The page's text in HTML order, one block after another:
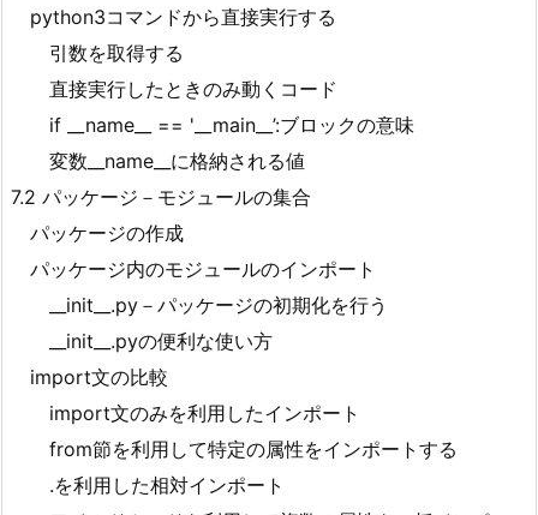
python3コマンドから直接実行する
引数を取得する
直接実行したときのみ動くコード
if __name__ == '__main__’:ブロックの意味
変数__name__に格納される値
7.2 パッケージ－モジュールの集合
パッケージの作成
パッケージ内のモジュールのインポート
__init__.py－パッケージの初期化を行う
__init__.pyの便利な使い方
import文の比較
import文のみを利用したインポート
from節を利用して特定の属性をインポートする
.を利用した相対インポート